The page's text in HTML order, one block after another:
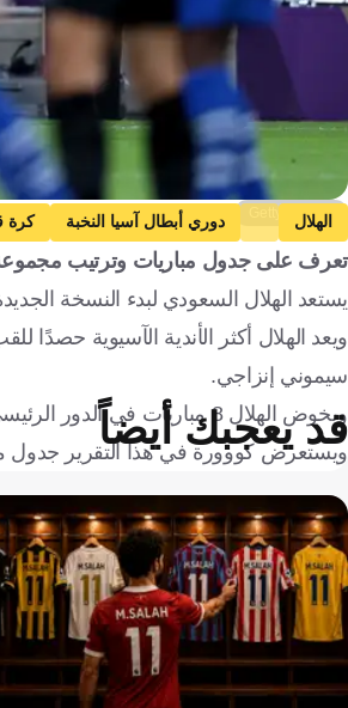
Getty Images
الهلال دوري أبطال آسيا النخبة كرة
تعرف على جدول مباريات وترتيب مجموعة
يستعد الهلال السعودي لبدء النسخة الجديدة من دوري أبطال آسيا للنخبة
سيموني إنزاجي.
ويخوض الهلال 8 مباريات في الدور الرئيسي للبطولة أمام "الدحيل وناساف والسد والغرافة والشرطة والشارقة وشباب الأهلي والوحدة".
ويستعرض كووورة في هذا التقرير جدول
قد يعجبك أيضاً